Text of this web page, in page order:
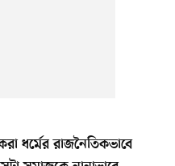
ধর্মের রাজনৈতিকভাবে